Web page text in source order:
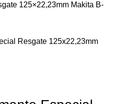
125×22,23mm Makita B-